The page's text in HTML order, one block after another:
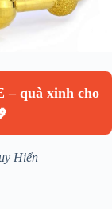
– quà xinh cho
Hiển